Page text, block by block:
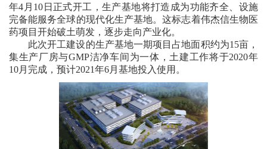
年4 月10 日正式开工，生产基地将打造成为功能齐全、设施
完备能服务全球的现代化生产基地。这标志着伟杰信生物医
药项目开始破土萌发，逐步走向产业化。
此次开工建设的生产基地一期项目占地面积约为15亩，
集生产厂房与GMP洁净车间为一体，土建工作将于2020年
10月完成，预计2021年6月基地投入使用。